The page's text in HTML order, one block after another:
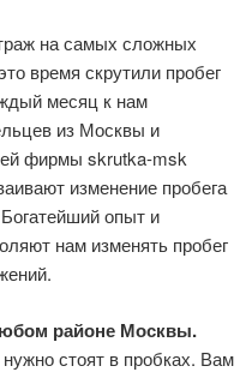
на самых сложных
время скрутили пробег
месяц к нам
из Москвы и
фирмы skrutka-msk
изменение пробега
опыт и
нам изменять пробег
районе Москвы.
стоят в пробках. Вам